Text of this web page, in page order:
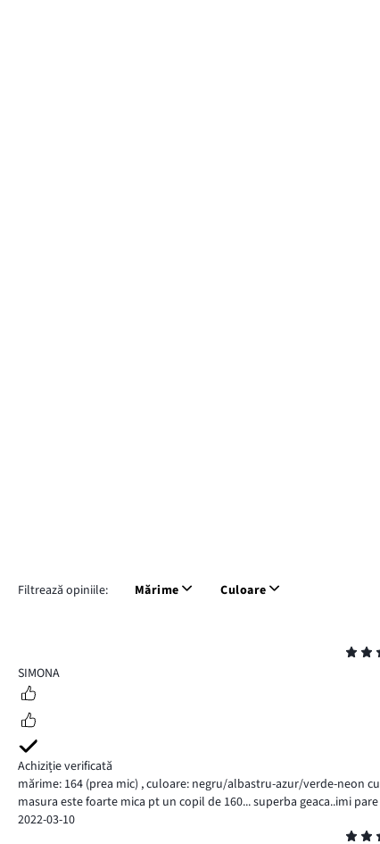
Filtrează opiniile: Mărime Culoare
4
SIMONA
Achiziție verificată
mărime: 164 (prea mic) ,culoare: negru/albastru-azur/verde-neon
masura este foarte mica pt un copil de 160... superba geaca..imi
2022-03-10